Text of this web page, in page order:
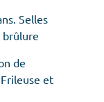
Selles
brûlure
de
et